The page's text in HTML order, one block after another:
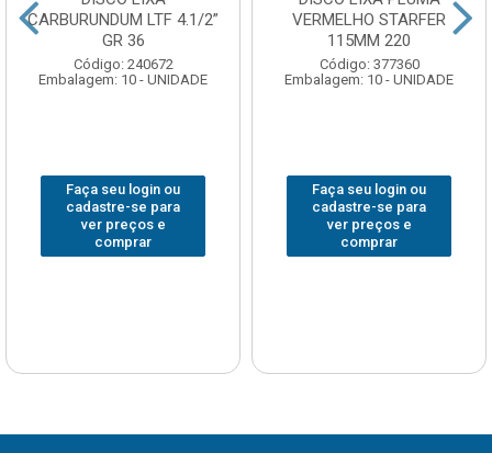
CARBURUNDUM LTF 4.1/2”
GR 36
Código: 240672
Embalagem: 10 - UNIDADE
Faça seu login ou
cadastre-se para
ver preços e
comprar
VERMELHO STARFER
115MM 220
Código: 377360
Embalagem: 10 - UNIDADE
Faça seu login ou
cadastre-se para
ver preços e
comprar